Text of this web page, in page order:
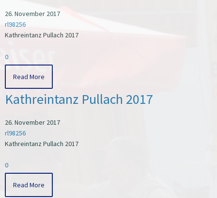
26. November 2017
rl98256
Kathreintanz Pullach 2017
0
Read More
Kathreintanz Pullach 2017
26. November 2017
rl98256
Kathreintanz Pullach 2017
0
Read More